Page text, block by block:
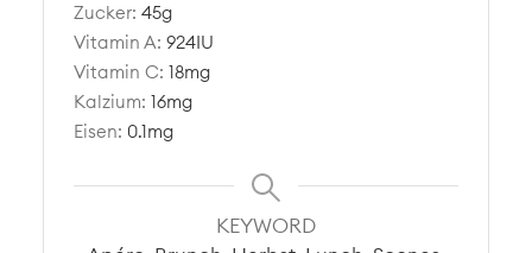
Zucker:45g
Vitamin A:924IU
Vitamin C:18mg
Kalzium:16mg
Eisen: 0.1mg
KEYWORD